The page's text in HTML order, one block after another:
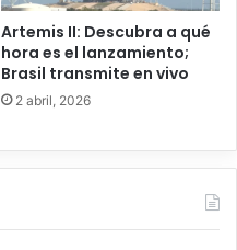
Artemis II: Descubra a qué
hora es el lanzamiento;
Brasil transmite en vivo
2 abril, 2026